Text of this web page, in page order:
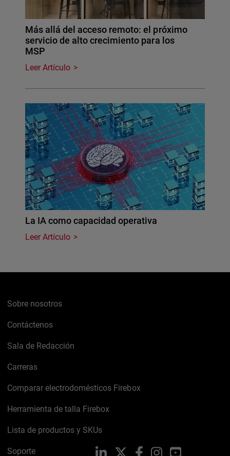
Más allá del acceso remoto: el próximo
servicio de alto crecimiento para los
MSP
Leer Artículo
La IA como capacidad operativa
Leer Artículo
Sobre nosotros
Contáctenos
Sala de Redacción
Carreras
Comparar electrodomésticos Firebox
Herramienta de talla Firebox
Lista de productos y SKUs
Soporte LinkedIn FacebookInstagramYouTube